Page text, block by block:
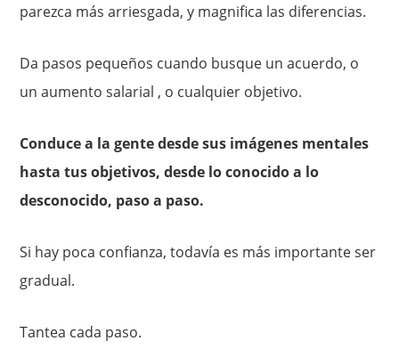
parezca más arriesgada, y magnifica las diferencias.
Da pasos pequeños cuando busque un acuerdo, o
un aumento salarial , o cualquier objetivo.
Conduce a la gente desde sus imágenes mentales
hasta tus objetivos, desde lo conocido a lo
desconocido, paso a paso.
Si hay poca confianza, todavía es más importante ser
gradual.
Tantea cada paso.